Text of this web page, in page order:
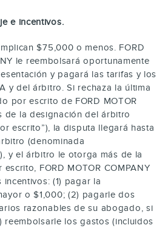
e incentivos.
$75,000 o menos. FORD
le reembolsará oportunamente
y pagará las tarifas y los
y del árbitro. Si rechaza la última
por escrito de FORD MOTOR
de la designación del árbitro
escrito”), la disputa llegará hasta
(denominada
y el árbitro le otorga más de la
FORD MOTOR COMPANY
(1) pagar la
o $1,000; (2) pagarle dos
razonables de su abogado, si
reembolsarle los gastos (incluidos